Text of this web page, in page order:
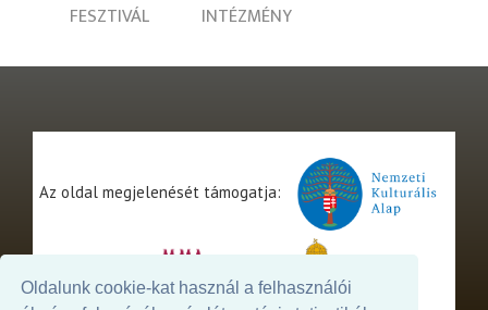
Oldalunk cookie-kat használ a felhasználói
FESZTIVÁL
INTÉZMÉNY
Az oldal megjelenését támogatja: